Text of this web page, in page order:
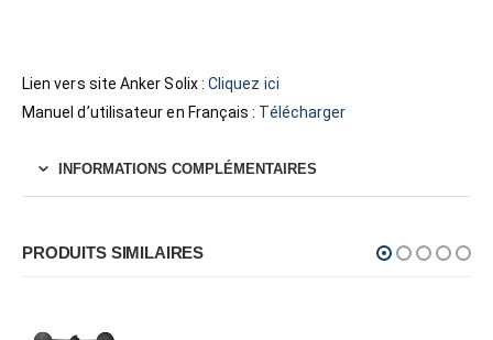
Lien vers site Anker Solix :Cliquez ici
Manuel d’utilisateur en Français : Télécharger
INFORMATIONS COMPLÉMENTAIRES
PRODUITS SIMILAIRES